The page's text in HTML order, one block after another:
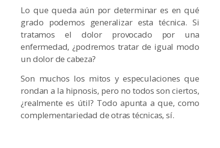
Lo que queda aún por determinar es en qué
grado podemos generalizar esta técnica. Si
tratamos el dolor provocado por una
enfermedad, ¿podremos tratar de igual modo
un dolor de cabeza?
Son muchos los mitos y especulaciones que
rondan a la hipnosis, pero no todos son ciertos,
¿realmente es útil? Todo apunta a que, como
complementariedad de otras técnicas, sí.